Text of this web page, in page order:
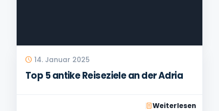
14. Januar 2025
Top 5 antike Reiseziele an der Adria
Weiterlesen